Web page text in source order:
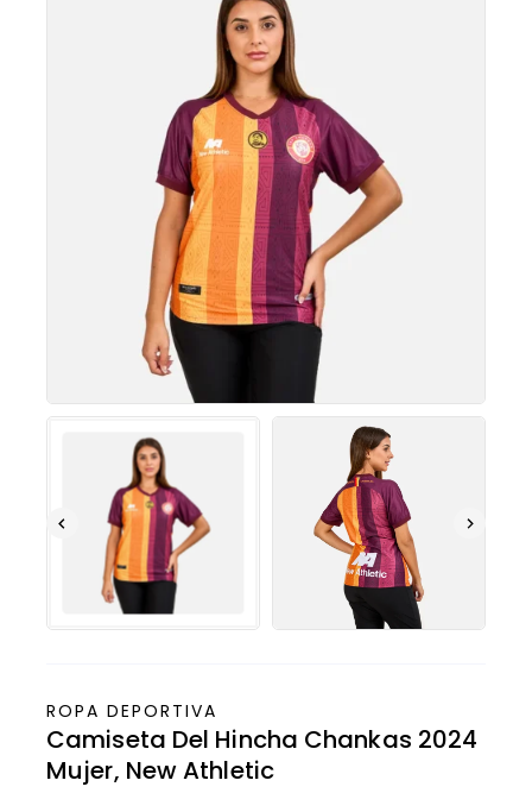
ROPA DEPORTIVA
Camiseta Del Hincha Chankas 2024
Mujer, New Athletic